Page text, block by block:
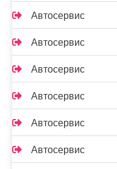
Автосервис
Автосервис
Автосервис
Автосервис
Автосервис
Автосервис